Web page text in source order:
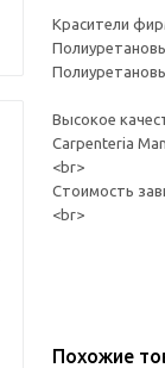
Красители
Высокое
Carpenteria
<br>
Стоимость
<br>
Похожие